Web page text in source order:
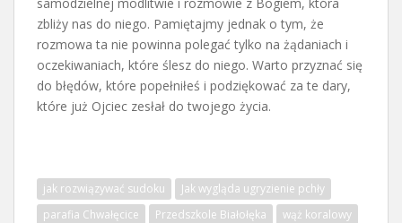
zbliży nas do niego. Pamiętajmy jednak o tym, że
rozmowa ta nie powinna polegać tylko na żądaniach i
oczekiwaniach, które ślesz do niego. Warto przyznać się
do błędów, które popełniłeś i podziękować za te dary,
które już Ojciec zesłał do twojego życia.
jak rozwiązywać sudoku
Jak wygląda ugryzienie pchły
parafia Chwałęcice
Przedszkole Białołęka
wąż koralowy